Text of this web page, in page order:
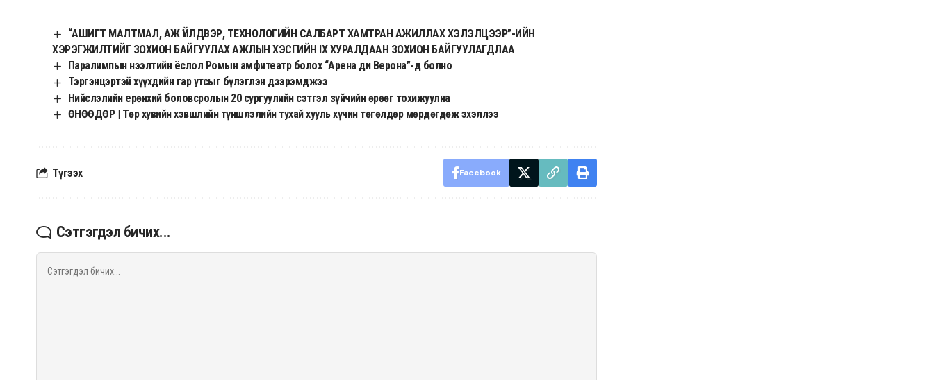
“АШИГТ МАЛТМАЛ, АЖ ҮЙЛДВЭР, ТЕХНОЛОГИЙН САЛБАРТ ХАМТРАН АЖИЛЛАХ ХЭЛЭЛЦЭЭР”-ИЙН
ХЭРЭГЖИЛТИЙГ ЗОХИОН БАЙГУУЛАХ АЖЛЫН ХЭСГИЙН IX ХУРАЛДААН ЗОХИОН БАЙГУУЛАГДЛАА
Паралимпын нээлтийн ёслол Ромын амфитеатр болох “Арена ди Верона”-д болно
Тэргэнцэртэй хүүхдийн гар утсыг бүлэглэн дээрэмджээ
Нийслэлийн ерөнхий боловсролын 20 сургуулийн сэтгэл зүйчийн өрөөг тохижуулна
ӨНӨӨДӨР | Төр хувийн хэвшлийн түншлэлийн тухай хууль хүчин төгөлдөр мөрдөгдөж эхэллээ
Түгээх Facebook
Сэтгэгдэл бичих...